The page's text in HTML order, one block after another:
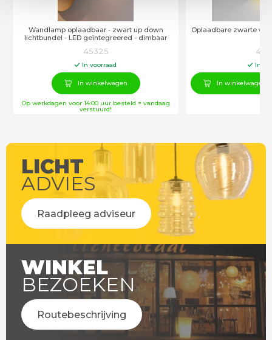
Wandlamp oplaadbaar - zwart up down
lichtbundel - LED geïntegreered - dimbaar
45325
In voorraad
In winkelwagen
Op werkdagen voor 14:00 uur besteld = vandaag
verstuurd!
Oplaadbare zwarte
In
In winkelwagen
LICHT
ADVIES
Raadpleeg adviseur
WINKEL
BEZOEKEN
Routebeschrijving